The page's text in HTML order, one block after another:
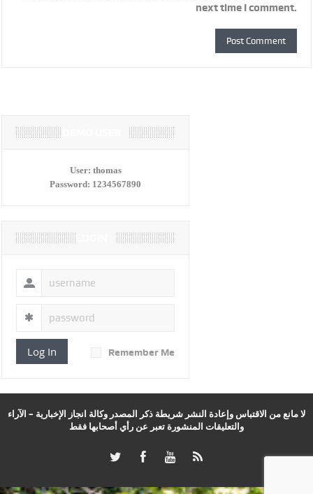
next time I comment.
User: thomas
Password: 1234567890
Log In Remember Me
لا مانع من الاقتباس وإعادة النشر شريطة ذكر المصدر وكالة انجاز الإخبارية – الآراء
والتعليقات المنشورة تعبر عن رأي أصحابها فقط